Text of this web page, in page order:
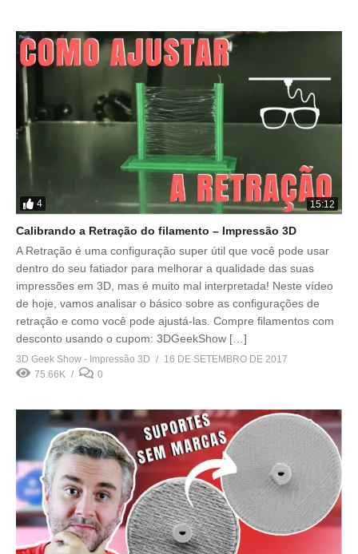
4 15:12
Calibrando a Retração do filamento – Impressão 3D
A Retração é uma configuração super útil que você pode usar
dentro do seu fatiador para melhorar a qualidade das suas
impressões em 3D, mas é muito mal interpretada! Neste vídeo
de hoje, vamos analisar o básico sobre as configurações de
retração e como você pode ajustá-las. Compre filamentos com
desconto usando o cupom: 3DGeekShow […]
3D Geek Show - Impressão 3D
16 DE SETEMBRO DE 2017
75.66K
0